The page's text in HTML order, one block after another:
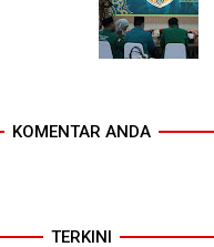
KOMENTAR ANDA
TERKINI